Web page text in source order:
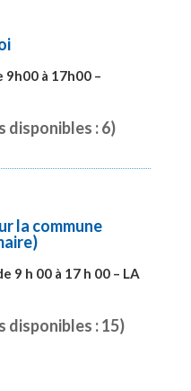
9h00 à 17h00 –
disponibles : 6)
la commune
9 h 00 à 17 h 00 – LA
disponibles : 15)